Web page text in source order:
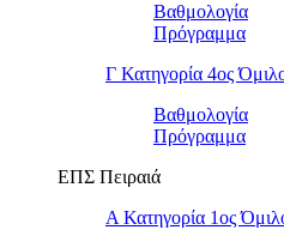
Βαθμολογία
Πρόγραμμα
Γ Κατηγορία 4ος
Βαθμολογία
Πρόγραμμα
ΕΠΣ Πειραιά
Α Κατηγορία 1ος